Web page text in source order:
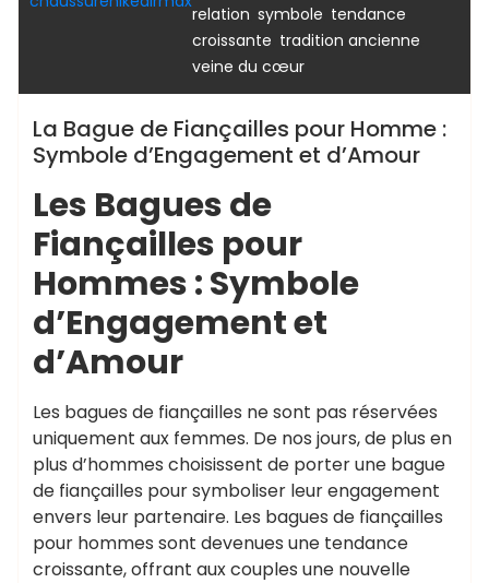
relation symbole tendance
croissante tradition ancienne
veine du cœur
La Bague de Fiançailles pour Homme :
Symbole d’Engagement et d’Amour
Les Bagues de
Fiançailles pour
Hommes : Symbole
d’Engagement et
d’Amour
Les bagues de fiançailles ne sont pas réservées
uniquement aux femmes. De nos jours, de plus en
plus d’hommes choisissent de porter une bague
de fiançailles pour symboliser leur engagement
envers leur partenaire. Les bagues de fiançailles
pour hommes sont devenues une tendance
croissante, offrant aux couples une nouvelle